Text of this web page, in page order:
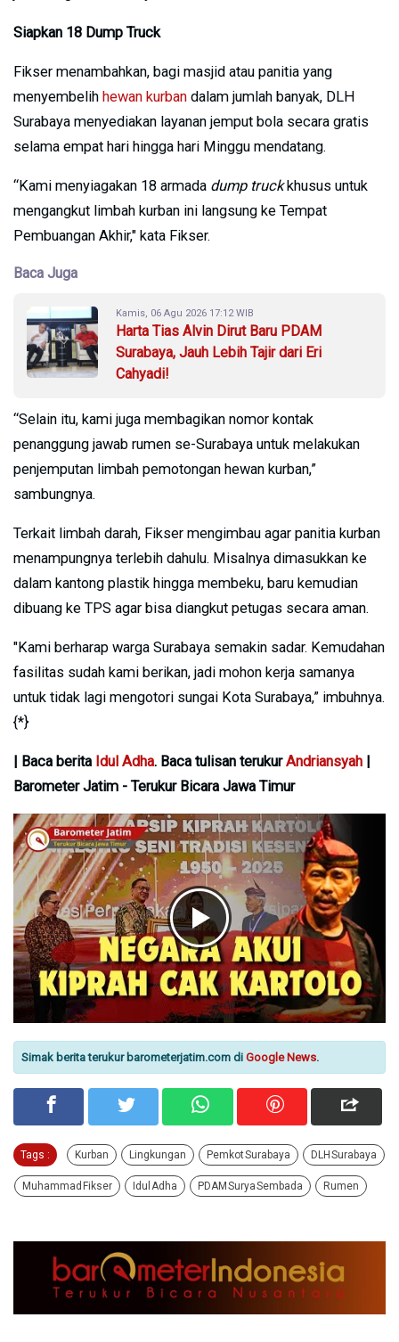
Siapkan 18 Dump Truck
Fikser menambahkan, bagi masjid atau panitia yang
menyembelih hewan kurban dalam jumlah banyak, DLH
Surabaya menyediakan layanan jemput bola secara gratis
selama empat hari hingga hari Minggu mendatang.
“Kami menyiagakan 18 armada dump truckkhusus untuk
mengangkut limbah kurban ini langsung ke Tempat
Pembuangan Akhir," kata Fikser.
Baca Juga
Kamis, 06 Agu 2026 17:12 WIB
Harta Tias Alvin Dirut Baru PDAM
Surabaya, Jauh Lebih Tajir dari Eri
Cahyadi!
“Selain itu, kami juga membagikan nomor kontak
penanggung jawab rumen se-Surabaya untuk melakukan
penjemputan limbah pemotongan hewan kurban,”
sambungnya.
Terkait limbah darah, Fikser mengimbau agar panitia kurban
menampungnya terlebih dahulu. Misalnya dimasukkan ke
dalam kantong plastik hingga membeku, baru kemudian
dibuang ke TPS agar bisa diangkut petugas secara aman.
"Kami berharap warga Surabaya semakin sadar. Kemudahan
fasilitas sudah kami berikan, jadi mohon kerja samanya
untuk tidak lagi mengotori sungai Kota Surabaya,” imbuhnya.
{*}
| Baca berita Idul Adha. Baca tulisan terukurAndriansyah |
Barometer Jatim - Terukur Bicara Jawa Timur
Simak berita terukur barometerjatim.com di Google News.
Tags : Kurban Lingkungan Pemkot Surabaya DLH Surabaya
Muhammad Fikser Idul Adha PDAM Surya Sembada Rumen